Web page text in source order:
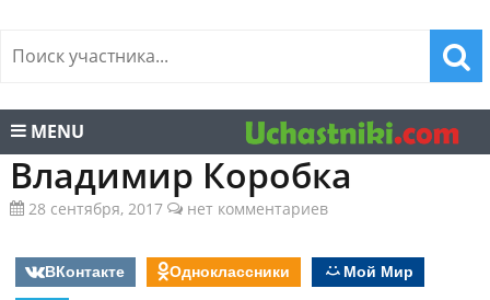
MENU
Владимир Коробка
28 сентября, 2017 нет комментариев
ВКонтакте Одноклассники
Мой Мир